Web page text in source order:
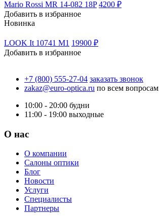
Mario Rossi MR 14-082 18P 4200 ₽
Добавить в избранное
Новинка
LOOK It 10741 M1 19900 ₽
Добавить в избранное
+7 (800) 555-27-04 заказать звонок
zakaz@euro-optica.ru по всем вопросам
10:00 - 20:00 будни
11:00 - 19:00 выходные
О нас
О компании
Салоны оптики
Блог
Новости
Услуги
Специалисты
Партнеры